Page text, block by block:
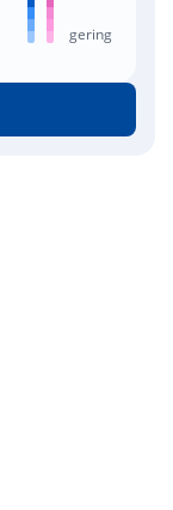
gering